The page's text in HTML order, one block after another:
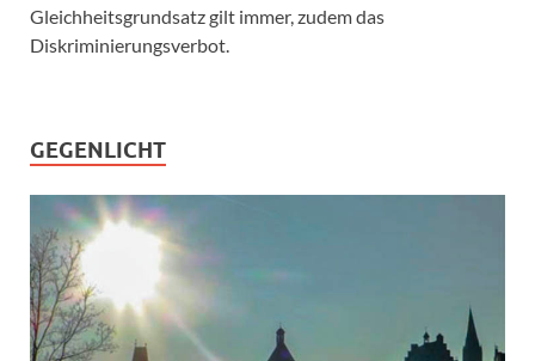
Gleichheitsgrundsatz gilt immer, zudem das
Diskriminierungsverbot.
GEGENLICHT